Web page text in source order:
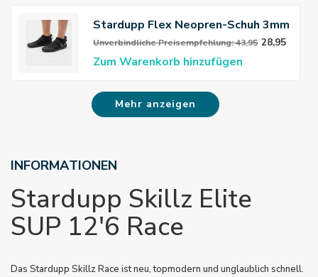
Stardupp Flex Neopren-Schuh 3mm
Unverbindliche Preisempfehlung: 43,95 28,95
Zum Warenkorb hinzufügen
Mehr anzeigen
INFORMATIONEN
Stardupp Skillz Elite
SUP 12'6 Race
Das Stardupp Skillz Race ist neu, topmodern und unglaublich schnell.